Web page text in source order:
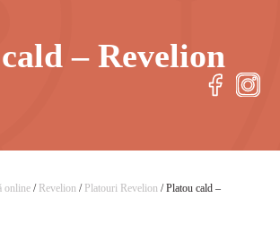
– Revelion
online / Revelion / Platouri Revelion / Platou cald –